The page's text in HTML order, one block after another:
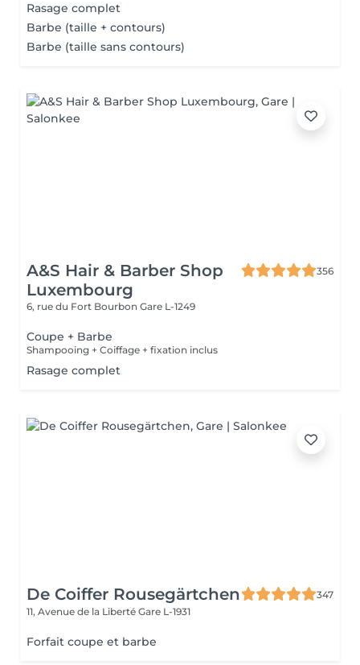
Rasage complet
Barbe (taille + contours)
Barbe (taille sans contours)
A&S Hair & Barber Shop
Luxembourg
356
6, rue du Fort Bourbon Gare L-1249
Coupe + Barbe
Shampooing + Coiffage + fixation inclus
Rasage complet
De Coiffer Rousegärtchen
347
11, Avenue de la Liberté Gare L-1931
Forfait coupe et barbe